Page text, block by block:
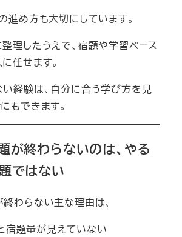
進め方も大切にしています。
理したうえで、宿題や学習ペース
任せます。
経験は、自分に合う学び方を見
もできます。
終わらないのは、やる
ではない
わらない主な理由は、
宿題量が見えていない